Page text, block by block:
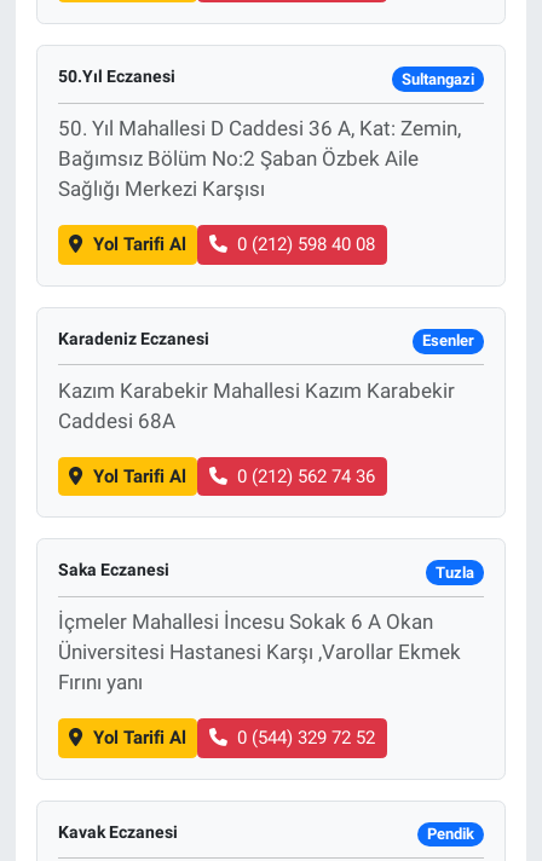
50.Yıl Eczanesi Sultangazi
50. Yıl Mahallesi D Caddesi 36 A, Kat: Zemin,
Bağımsız Bölüm No:2 Şaban Özbek Aile
Sağlığı Merkezi Karşısı
Yol Tarifi Al 0 (212) 598 40 08
Karadeniz Eczanesi Esenler
Kazım Karabekir Mahallesi Kazım Karabekir
Caddesi 68A
Yol Tarifi Al 0 (212) 562 74 36
Saka Eczanesi Tuzla
İçmeler Mahallesi İncesu Sokak 6 A Okan
Üniversitesi Hastanesi Karşı ,Varollar Ekmek
Fırını yanı
Yol Tarifi Al 0 (544) 329 72 52
Kavak Eczanesi Pendik